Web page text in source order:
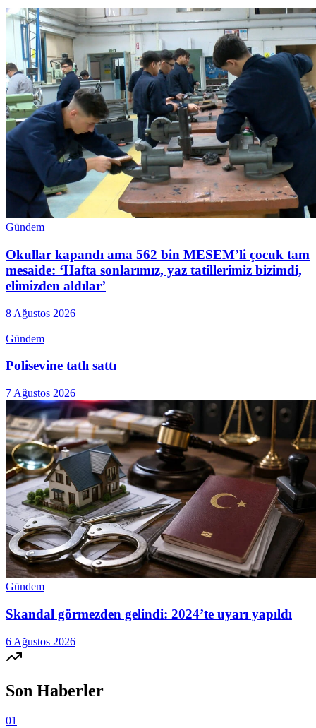
Gündem
Okullar kapandı ama 562 bin MESEM’li çocuk tam
mesaide: ‘Hafta sonlarımız, yaz tatillerimiz bizimdi,
elimizden aldılar’
8 Ağustos 2026
Gündem
Polisevine tatlı sattı
7 Ağustos 2026
Gündem
Skandal görmezden gelindi: 2024’te uyarı yapıldı
6 Ağustos 2026
Son Haberler
01